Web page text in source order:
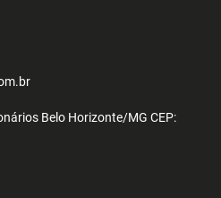
Belo Horizonte/MG CEP: